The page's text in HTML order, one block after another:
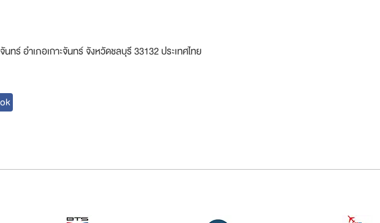
ทร์ อำเภอเกาะจันทร์ จังหวัดชลบุรี 33132 ประเทศไทย